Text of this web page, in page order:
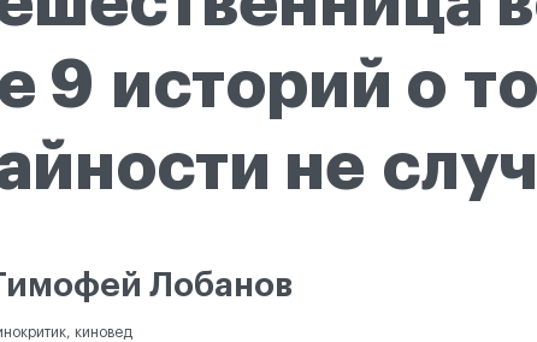
9 историй о
не
Лобанов
киновед